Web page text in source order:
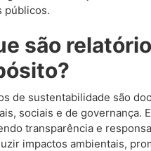
públicos.
são
de sustentabilidade são
sociais e de governança.
transparência e
impactos ambientais,